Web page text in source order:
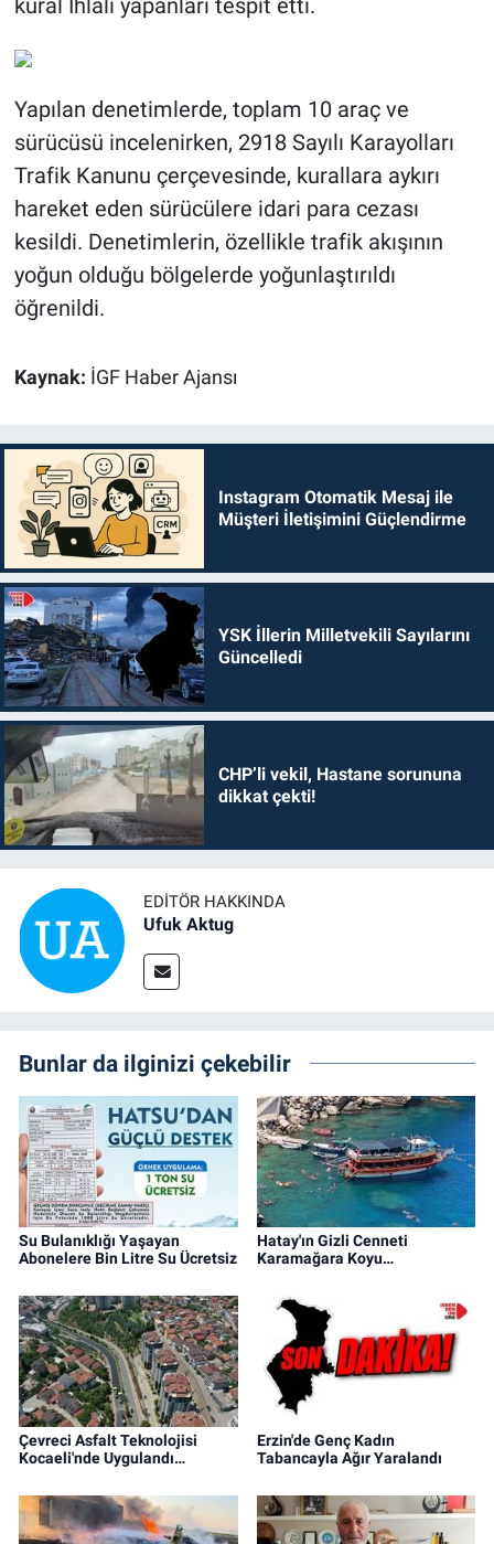
Yapılan denetimlerde, toplam 10 araç ve
sürücüsü incelenirken, 2918 Sayılı Karayolları
Trafik Kanunu çerçevesinde, kurallara aykırı
hareket eden sürücülere idari para cezası
kesildi. Denetimlerin, özellikle trafik akışının
yoğun olduğu bölgelerde yoğunlaştırıldı
öğrenildi.
Kaynak: İGF Haber Ajansı
Instagram Otomatik Mesaj ile
Müşteri İletişimini Güçlendirme
YSK İllerin Milletvekili Sayılarını
Güncelledi
CHP’li vekil, Hastane sorununa
dikkat çekti!
EDITÖR HAKKINDA
Ufuk Aktug
Bunlar da ilginizi çekebilir
Su Bulanıklığı Yaşayan
Abonelere Bin Litre Su Ücretsiz
Hatay'ın Gizli Cenneti
Karamağara Koyu…
Çevreci Asfalt Teknolojisi
Kocaeli'nde Uygulandı…
Erzin'de Genç Kadın
Tabancayla Ağır Yaralandı